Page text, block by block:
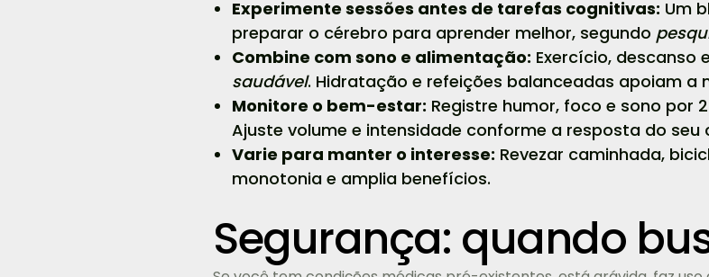
Experimente sessões antes de tarefas cognitivas: Um
preparar o cérebro para aprender melhor, segundo
Combine com sono e alimentação: Exercício,
saudável. Hidratação e refeições balanceadas apoiam a
Monitore o bem-estar: Registre humor, foco e sono por
Ajuste volume e intensidade conforme a resposta do seu
Varie para manter o interesse: Revezar caminhada,
monotonia e amplia benefícios.
Segurança: quando